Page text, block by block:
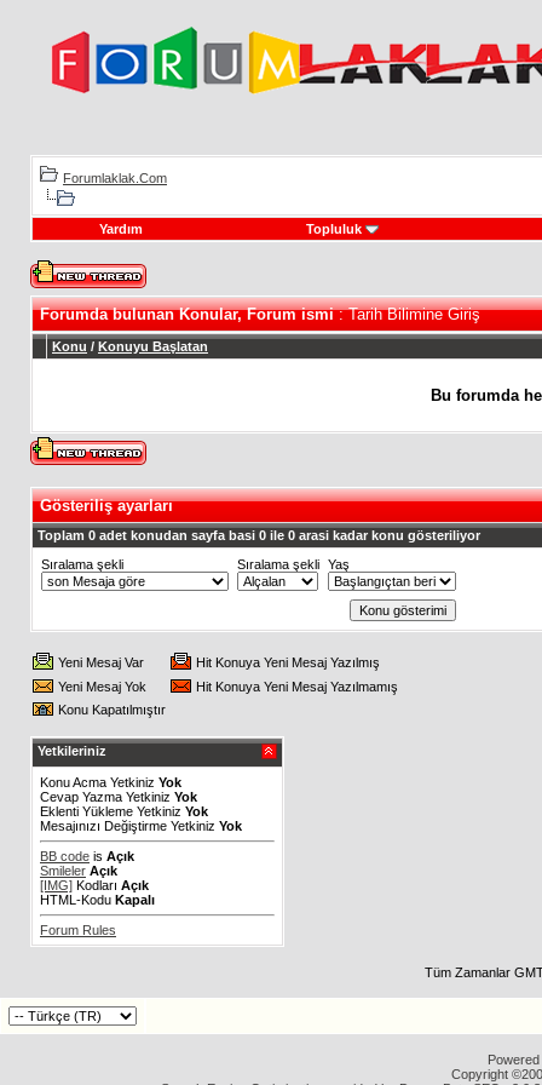
Forumlaklak.Com
Yardım Topluluk
Forumda bulunan Konular, Forum ismi: Tarih Bilimine Giriş
Konu / Konuyu Başlatan
Bu forumda
Gösteriliş ayarları
Toplam 0 adet konudan sayfa basi 0 ile 0 arasi kadar konu gösteriliyor
Sıralama şekli
Sıralama şekli Yaş
Yeni Mesaj Var
Hit Konuya Yeni Mesaj Yazılmış
Yeni Mesaj Yok
Hit Konuya Yeni Mesaj Yazılmamış
Konu Kapatılmıştır
Yetkileriniz
Konu Acma Yetkiniz Yok
Cevap Yazma Yetkiniz Yok
Eklenti Yükleme Yetkiniz Yok
Mesajınızı Değiştirme Yetkiniz Yok
BB code is Açık
Smileler Açık
[IMG] Kodları Açık
HTML-Kodu Kapalı
Forum Rules
Tüm Zamanlar
Copyright